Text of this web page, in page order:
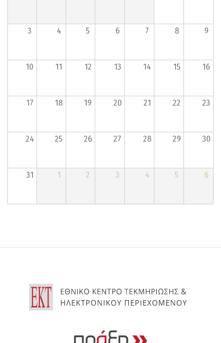
3 4 5 6 7 8 9
10 11 12 13 14 15 16
17 18 19 20 21 22 23
24 25 26 27 28 29 30
31 1 2 3 4 5 6